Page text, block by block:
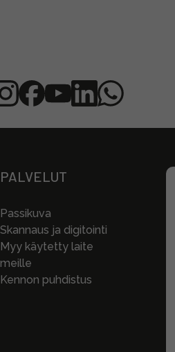
PALVELUT
Passikuva
Skannaus ja digitointi
Myy käytetty laite
meille
Kennon puhdistus